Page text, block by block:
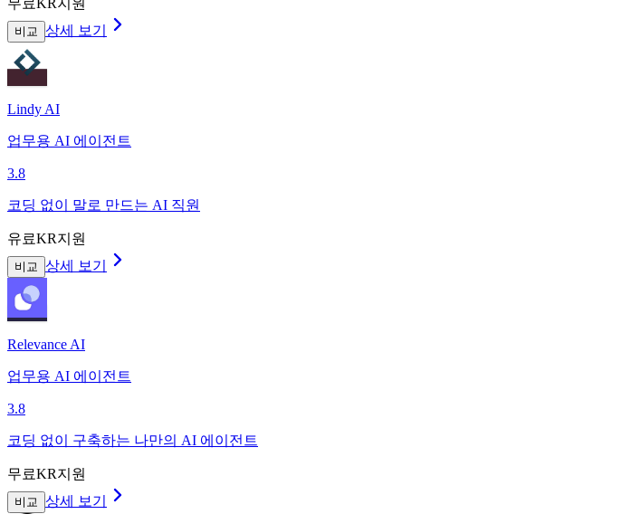
비교 상세 보기
Lindy AI
업무용 AI 에이전트
3.8
코딩 없이 말로 만드는 AI 직원
유료KR지원
비교 상세 보기
Relevance AI
업무용 AI 에이전트
3.8
코딩 없이 구축하는 나만의 AI 에이전트
무료KR지원
비교 상세 보기